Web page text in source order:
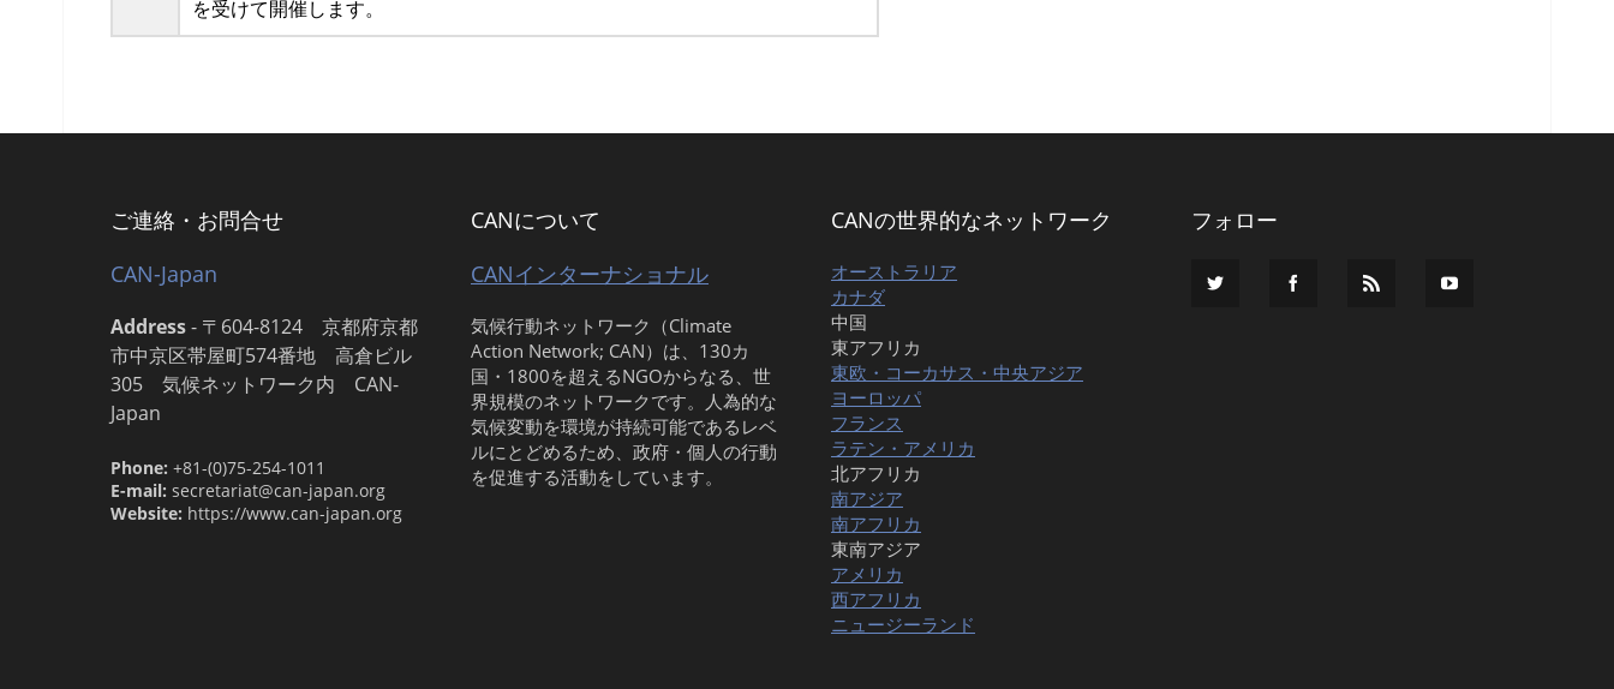
を受けて開催します。
ご連絡・お問合せ
CAN-Japan
Address- 〒604-8124 京都府京都
市中京区帯屋町574番地 高倉ビル
305 気候ネットワーク内 CAN-
Japan
Phone: +81-(0)75-254-1011
E-mail: secretariat@can-japan.org
Website: https://www.can-japan.org
CANについて
CANインターナショナル
気候行動ネットワーク（Climate
Action Network; CAN）は、130カ
国・1800を超えるNGOからなる、世
界規模のネットワークです。人為的な
気候変動を環境が持続可能であるレベ
ルにとどめるため、政府・個人の行動
を促進する活動をしています。
CANの世界的なネットワーク
オーストラリア
カナダ
中国
東アフリカ
東欧・コーカサス・中央アジア
ヨーロッパ
フランス
ラテン・アメリカ
北アフリカ
南アジア
南アフリカ
東南アジア
アメリカ
西アフリカ
ニュージーランド
フォロー